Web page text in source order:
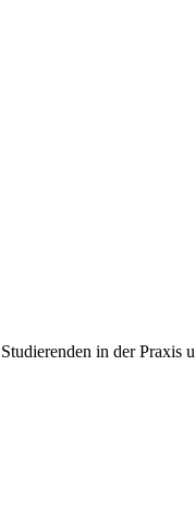
in der Praxis